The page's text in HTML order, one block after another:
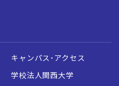
キャンパス・アクセス
学校法人関西大学